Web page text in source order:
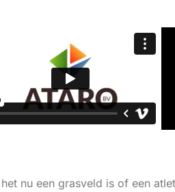
nu een grasveld is of een